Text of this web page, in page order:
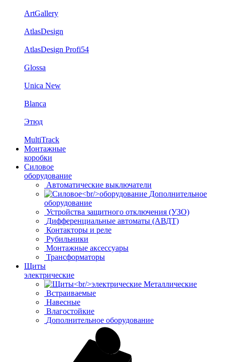
ArtGallery
AtlasDesign
AtlasDesign Profi54
Glossa
Unica New
Blanca
Этюд
MultiTrack
Монтажные
коробки
Силовое
оборудование
Автоматические выключатели
Дополнительное
оборудование
Устройства защитного отключения (УЗО)
Дифференциальные автоматы (АВДТ)
Контакторы и реле
Рубильники
Монтажные аксессуары
Трансформаторы
Щиты
электрические
Металлические
Встраиваемые
Навесные
Влагостойкие
Дополнительное оборудование